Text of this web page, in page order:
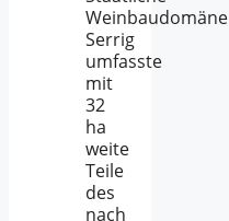
Weinbaudomäne
Serrig
umfasste
mit
32
ha
weite
Teile
des
nach